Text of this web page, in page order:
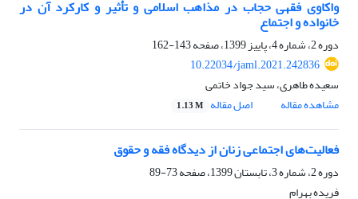
واکاوی فقهی حجاب در مذاهب اسلامی و تأثیر و کارکرد آن در
خانواده و اجتماع
دوره 2، شماره 4، پاییز 1399، صفحه
143-162
10.22034/jaml.2021.242836
سعیده طاهری، سید جواد خاتمی
مشاهده مقاله
اصل مقاله 1.13 M
فعالیت‌های اجتماعی زنان از دیدگاه فقه و حقوق
دوره 2، شماره 3، تابستان 1399، صفحه
73-89
فریده بهرام